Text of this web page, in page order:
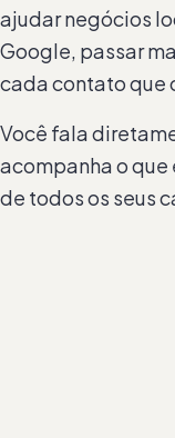
ajudar negócios
Google, passar
cada contato que
Você fala
acompanha o
de todos os seus